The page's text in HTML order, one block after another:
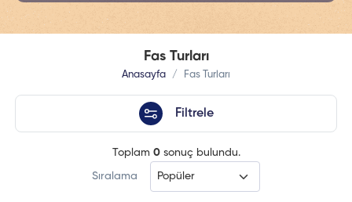
Fas Turları
Anasayfa Fas Turları
Filtrele
Toplam 0sonuç bulundu.
Sıralama